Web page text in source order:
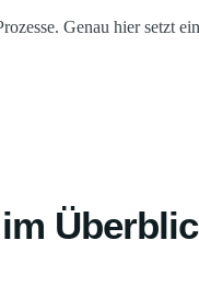
Genau hier setzt